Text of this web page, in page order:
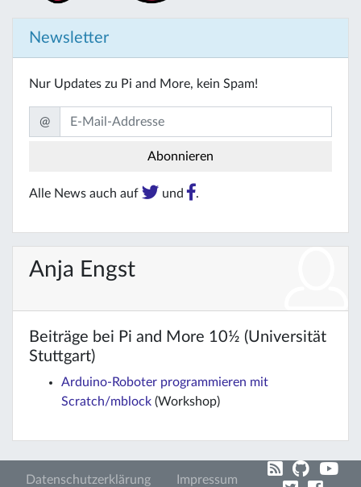
Newsletter
Nur Updates zu Pi and More, kein Spam!
@
Alle News auch auf und .
Anja Engst
Beiträge bei Pi and More 10½ (Universität
Stuttgart)
Arduino-Roboter programmieren mit
Scratch/mblock (Workshop)
Datenschutzerklärung Impressum